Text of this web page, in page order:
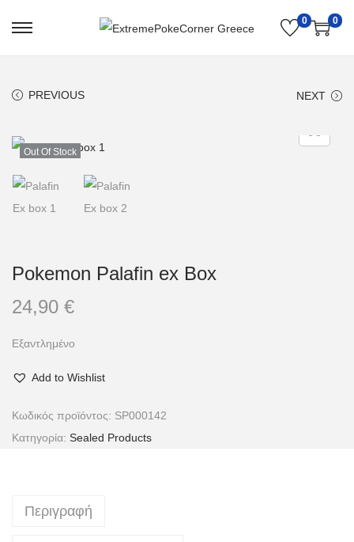
0 0
PREVIOUS NEXT
Out Of Stock
Pokemon Palafin ex Box
24,90 €
Εξαντλημένο
Add to Wishlist
Κωδικός προϊόντος: SP000142
Κατηγορία: Sealed Products
Περιγραφή